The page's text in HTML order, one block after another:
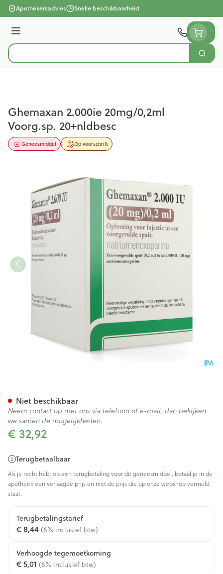
Ga naar de inhoud
Apothekersadvies Snelle beschikbaarheid
Menu
Product, merk, categorie...
Zoek
Ghemaxan 2.000ie 20mg/0,2ml
Voorg.sp. 20+nldbesc
Op voorschrift
Geneesmiddel
€ 32,92
Terugbetaalbaar
Als je recht hebt op een terugbetaling voor dit geneesmiddel, betaal je in de
apotheek een verlaagde prijs en niet de prijs die op onze webshop vermeld
staat.
Terugbetalingstarief
€ 8,44(6% inclusief btw)
Verhoogde tegemoetkoming
€ 5,01 (6% inclusief btw)
Niet beschikbaar
Neem contact op met ons via telefoon of e-mail, dan bekijken
we samen de mogelijkheden.